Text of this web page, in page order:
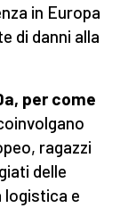
in Europa
di danni alla
per come
ragazzi
delle
logistica e